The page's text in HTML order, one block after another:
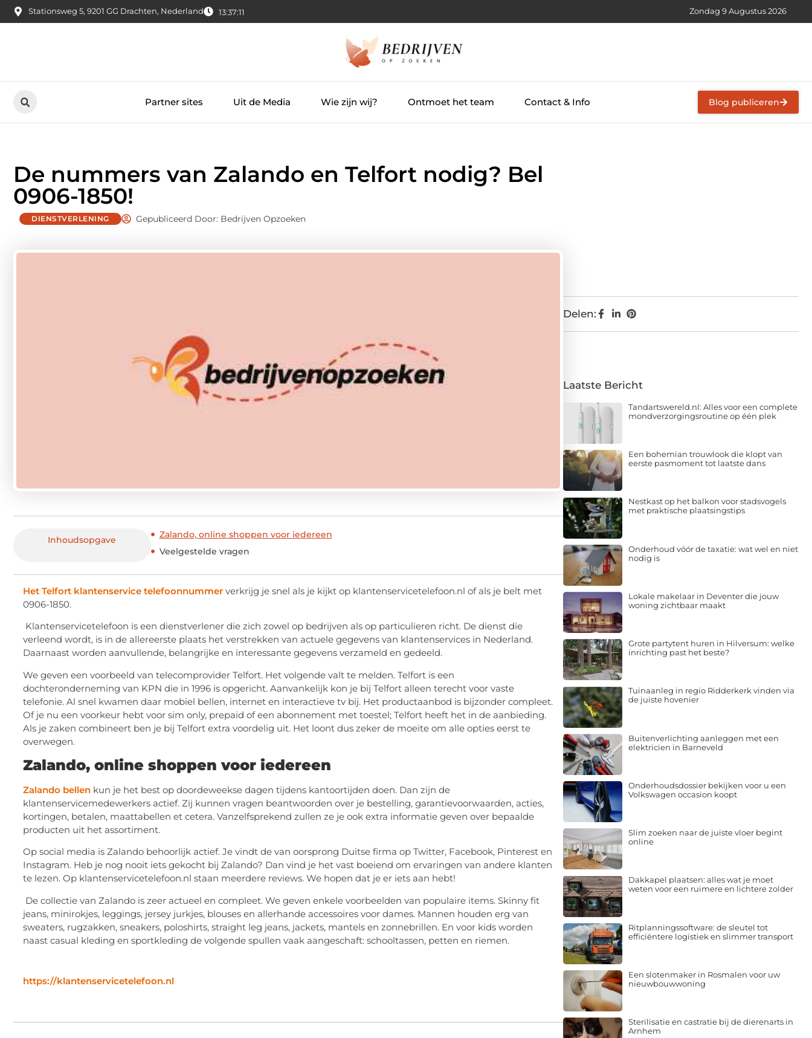
Stationsweg 5, 9201 GG Drachten, Nederland 13:37:12 Zondag 9 Augustus 2026
Partner sites Uit de Media Wie zijn wij? Ontmoet het team Contact & Info Blog publiceren
De nummers van Zalando en Telfort nodig? Bel
0906-1850!
DIENSTVERLENING Gepubliceerd Door: Bedrijven Opzoeken
Inhoudsopgave
Zalando, online shoppen voor iedereen
Veelgestelde vragen
Het Telfort klantenservice telefoonnummer verkrijg je snel als je kijkt op klantenservicetelefoon.nl of als je belt met
0906-1850.
Klantenservicetelefoon is een dienstverlener die zich zowel op bedrijven als op particulieren richt. De dienst die
verleend wordt, is in de allereerste plaats het verstrekken van actuele gegevens van klantenservices in Nederland.
Daarnaast worden aanvullende, belangrijke en interessante gegevens verzameld en gedeeld.
We geven een voorbeeld van telecomprovider Telfort. Het volgende valt te melden. Telfort is een
dochteronderneming van KPN die in 1996 is opgericht. Aanvankelijk kon je bij Telfort alleen terecht voor vaste
telefonie. Al snel kwamen daar mobiel bellen, internet en interactieve tv bij. Het productaanbod is bijzonder compleet.
Of je nu een voorkeur hebt voor sim only, prepaid of een abonnement met toestel; Telfort heeft het in de aanbieding.
Als je zaken combineert ben je bij Telfort extra voordelig uit. Het loont dus zeker de moeite om alle opties eerst te
overwegen.
Zalando, online shoppen voor iedereen
Zalando bellen kun je het best op doordeweekse dagen tijdens kantoortijden doen. Dan zijn de
klantenservicemedewerkers actief. Zij kunnen vragen beantwoorden over je bestelling, garantievoorwaarden, acties,
kortingen, betalen, maattabellen et cetera. Vanzelfsprekend zullen ze je ook extra informatie geven over bepaalde
producten uit het assortiment.
Op social media is Zalando behoorlijk actief. Je vindt de van oorsprong Duitse firma op Twitter, Facebook, Pinterest en
Instagram. Heb je nog nooit iets gekocht bij Zalando? Dan vind je het vast boeiend om ervaringen van andere klanten
te lezen. Op klantenservicetelefoon.nl staan meerdere reviews. We hopen dat je er iets aan hebt!
De collectie van Zalando is zeer actueel en compleet. We geven enkele voorbeelden van populaire items. Skinny fit
jeans, minirokjes, leggings, jersey jurkjes, blouses en allerhande accessoires voor dames. Mannen houden erg van
sweaters, rugzakken, sneakers, poloshirts, straight leg jeans, jackets, mantels en zonnebrillen. En voor kids worden
naast casual kleding en sportkleding de volgende spullen vaak aangeschaft: schooltassen, petten en riemen.
https://klantenservicetelefoon.nl
Delen:
Laatste Bericht
Tandartswereld.nl: Alles voor een complete
mondverzorgingsroutine op één plek
Een bohemian trouwlook die klopt van
eerste pasmoment tot laatste dans
Nestkast op het balkon voor stadsvogels
met praktische plaatsingstips
Onderhoud vóór de taxatie: wat wel en niet
nodig is
Lokale makelaar in Deventer die jouw
woning zichtbaar maakt
Grote partytent huren in Hilversum: welke
inrichting past het beste?
Tuinaanleg in regio Ridderkerk vinden via
de juiste hovenier
Buitenverlichting aanleggen met een
elektricien in Barneveld
Onderhoudsdossier bekijken voor u een
Volkswagen occasion koopt
Slim zoeken naar de juiste vloer begint
online
Dakkapel plaatsen: alles wat je moet
weten voor een ruimere en lichtere zolder
Ritplanningssoftware: de sleutel tot
efficiëntere logistiek en slimmer transport
Een slotenmaker in Rosmalen voor uw
nieuwbouwwoning
Sterilisatie en castratie bij de dierenarts in
Arnhem